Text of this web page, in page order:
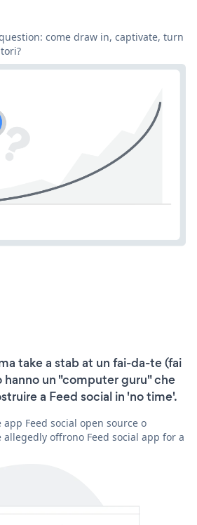
come draw in, captivate, turn
take a stab at un fai-da-te (fai
hanno un "computer guru" che
a Feed social in 'no time'.
Feed social open source o
offrono Feed social app for a